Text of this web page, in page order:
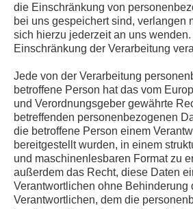
die Einschränkung von
bei uns gespeichert sind, verlangen
sich hierzu jederzeit an uns
Einschränkung der Verarbeitung
Jede von der Verarbeitung
betroffene Person hat das vom
und Verordnungsgeber gewährte
betreffenden personenbezogenen
die betroffene Person einem
bereitgestellt wurden, in einem
und maschinenlesbaren Format zu
außerdem das Recht, diese Daten
Verantwortlichen ohne Behinderung
Verantwortlichen, dem die